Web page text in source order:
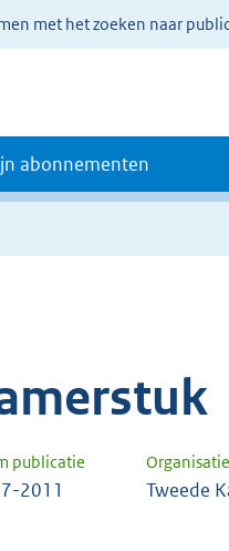
met het zoeken naar
abonnementen
publicatie Organisatie
2011 Tweede